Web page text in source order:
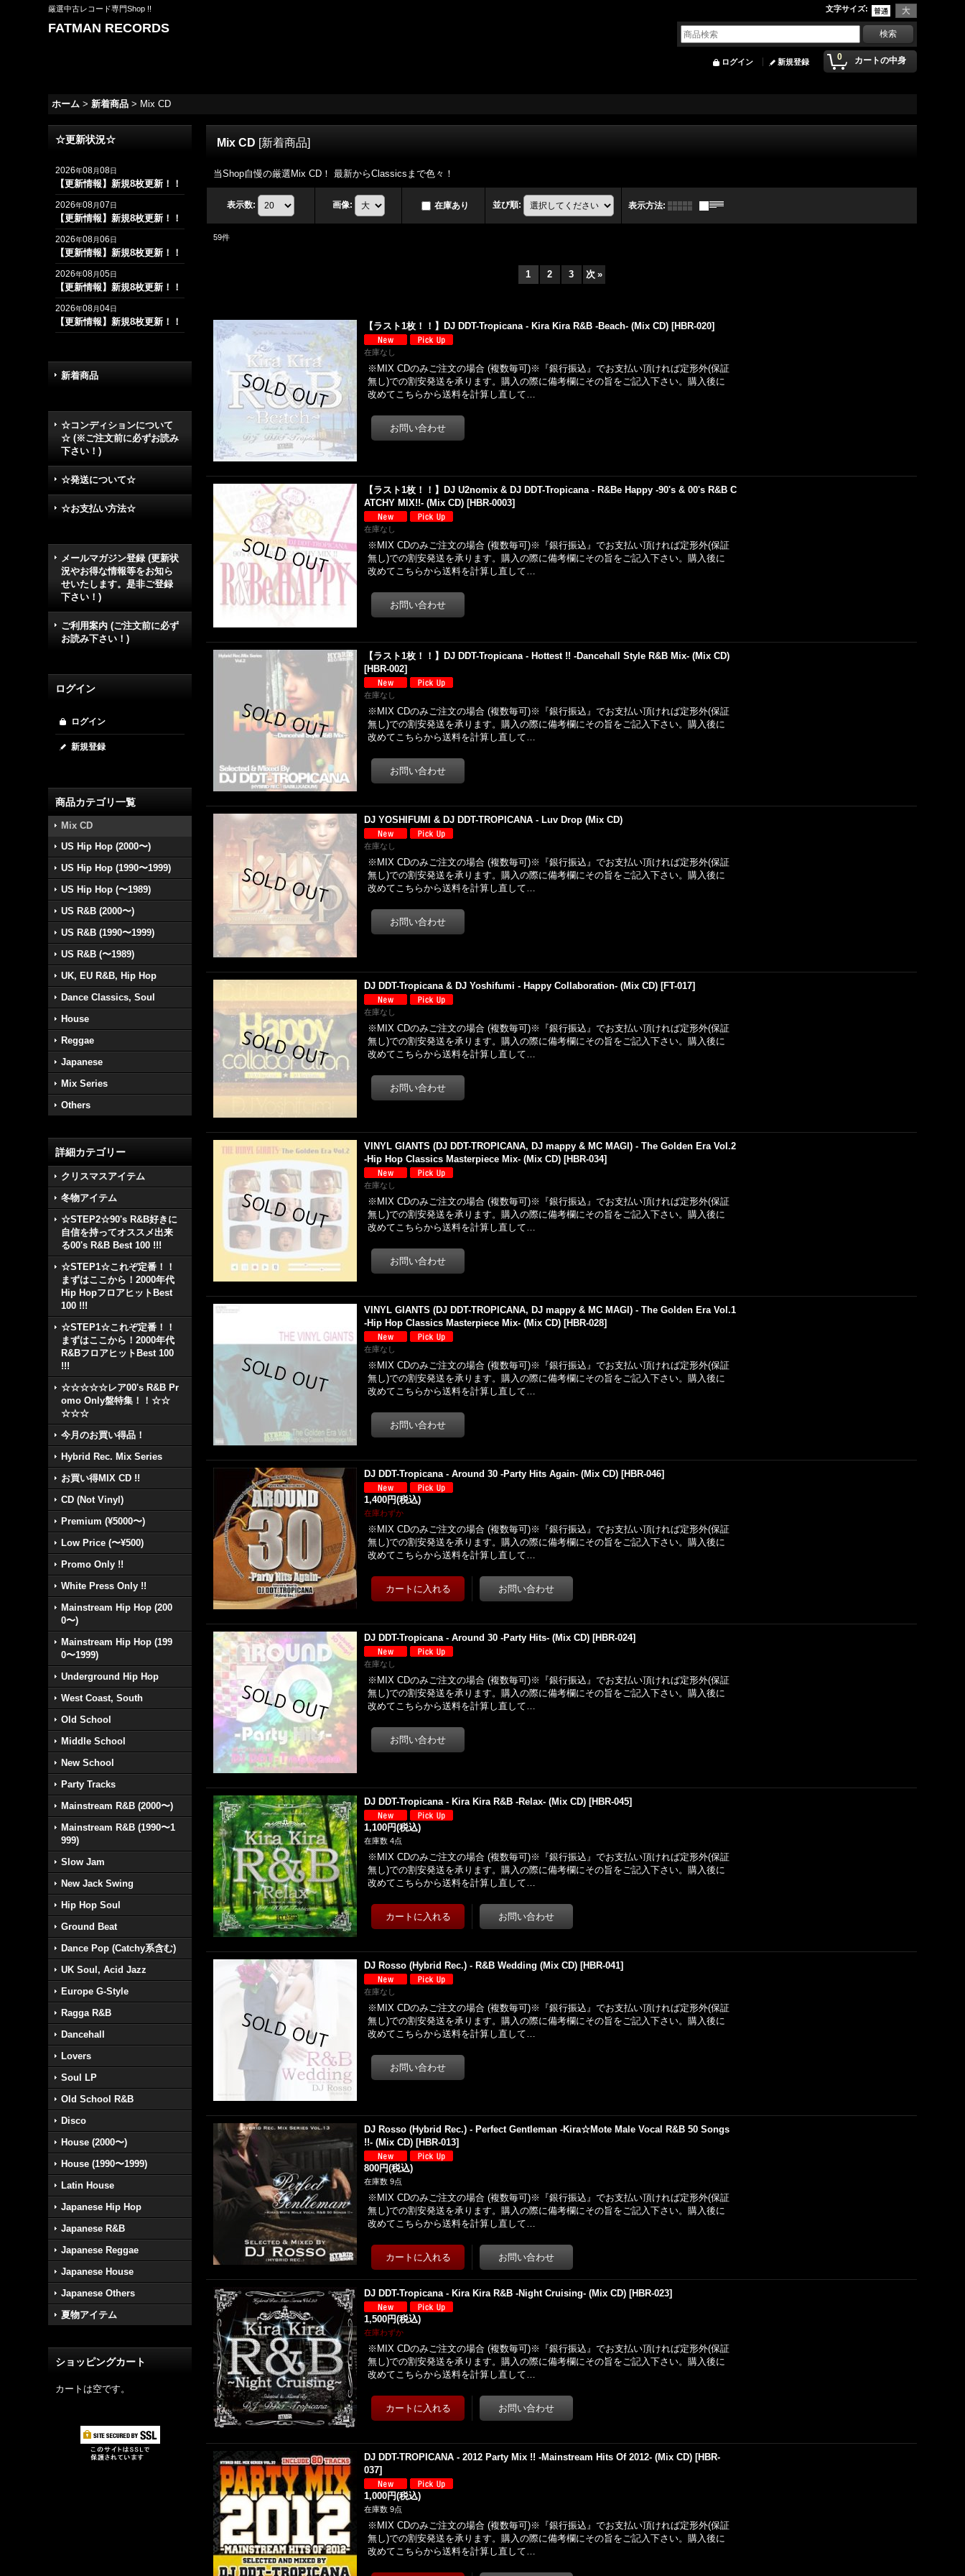
厳選中古レコード専門Shop !! 文字サイズ:
FATMAN RECORDS
0 カートの中身
ログイン 新規登録
ホーム > 新着商品 > Mix CD
☆更新状況☆
2026年08月08日
【更新情報】新規8枚更新！！
2026年08月07日
【更新情報】新規8枚更新！！
2026年08月06日
【更新情報】新規8枚更新！！
2026年08月05日
【更新情報】新規8枚更新！！
2026年08月04日
【更新情報】新規8枚更新！！
新着商品
☆コンディションについて
☆ (※ご注文前に必ずお読み
下さい！)
☆発送について☆
☆お支払い方法☆
メールマガジン登録 (更新状
況やお得な情報等をお知ら
せいたします。是非ご登録
下さい！)
ご利用案内 (ご注文前に必ず
お読み下さい！)
ログイン
ログイン
新規登録
商品カテゴリ一覧
Mix CD
US Hip Hop (2000〜)
US Hip Hop (1990〜1999)
US Hip Hop (〜1989)
US R&B (2000〜)
US R&B (1990〜1999)
US R&B (〜1989)
UK, EU R&B, Hip Hop
Dance Classics, Soul
House
Reggae
Japanese
Mix Series
Others
詳細カテゴリー
クリスマスアイテム
冬物アイテム
☆STEP2☆90's R&B好きに
自信を持ってオススメ出来
る00's R&B Best 100 !!!
☆STEP1☆これぞ定番！！
まずはここから！2000年代
Hip HopフロアヒットBest
100 !!!
☆STEP1☆これぞ定番！！
まずはここから！2000年代
R&BフロアヒットBest 100
!!!
☆☆☆☆☆レア00's R&B Pr
omo Only盤特集！！☆☆
☆☆☆
今月のお買い得品！
Hybrid Rec. Mix Series
お買い得MIX CD !!
CD (Not Vinyl)
Premium (¥5000〜)
Low Price (〜¥500)
Promo Only !!
White Press Only !!
Mainstream Hip Hop (200
0〜)
Mainstream Hip Hop (199
0〜1999)
Underground Hip Hop
West Coast, South
Old School
Middle School
New School
Party Tracks
Mainstream R&B (2000〜)
Mainstream R&B (1990〜1
999)
Slow Jam
New Jack Swing
Hip Hop Soul
Ground Beat
Dance Pop (Catchy系含む)
UK Soul, Acid Jazz
Europe G-Style
Ragga R&B
Dancehall
Lovers
Soul LP
Old School R&B
Disco
House (2000〜)
House (1990〜1999)
Latin House
Japanese Hip Hop
Japanese R&B
Japanese Reggae
Japanese House
Japanese Others
夏物アイテム
ショッピングカート
カートは空です。
Mix CD [新着商品]
当Shop自慢の厳選Mix CD！ 最新からClassicsまで色々！
表示数: 画像: 在庫あり 並び順: 表示方法:
59件
1 2 3 次 »
【ラスト1枚！！】DJ DDT-Tropicana - Kira Kira R&B -Beach- (Mix CD) [HBR-020]
在庫なし
※MIX CDのみご注文の場合 (複数毎可)※『銀行振込』でお支払い頂ければ定形外(保証
無し)での割安発送を承ります。購入の際に備考欄にその旨をご記入下さい。購入後に
改めてこちらから送料を計算し直して…
【ラスト1枚！！】DJ U2nomix & DJ DDT-Tropicana - R&Be Happy -90's & 00's R&B C
ATCHY MIX!!- (Mix CD) [HBR-0003]
在庫なし
※MIX CDのみご注文の場合 (複数毎可)※『銀行振込』でお支払い頂ければ定形外(保証
無し)での割安発送を承ります。購入の際に備考欄にその旨をご記入下さい。購入後に
改めてこちらから送料を計算し直して…
【ラスト1枚！！】DJ DDT-Tropicana - Hottest !! -Dancehall Style R&B Mix- (Mix CD)
[HBR-002]
在庫なし
※MIX CDのみご注文の場合 (複数毎可)※『銀行振込』でお支払い頂ければ定形外(保証
無し)での割安発送を承ります。購入の際に備考欄にその旨をご記入下さい。購入後に
改めてこちらから送料を計算し直して…
DJ YOSHIFUMI & DJ DDT-TROPICANA - Luv Drop (Mix CD)
在庫なし
※MIX CDのみご注文の場合 (複数毎可)※『銀行振込』でお支払い頂ければ定形外(保証
無し)での割安発送を承ります。購入の際に備考欄にその旨をご記入下さい。購入後に
改めてこちらから送料を計算し直して…
DJ DDT-Tropicana & DJ Yoshifumi - Happy Collaboration- (Mix CD) [FT-017]
在庫なし
※MIX CDのみご注文の場合 (複数毎可)※『銀行振込』でお支払い頂ければ定形外(保証
無し)での割安発送を承ります。購入の際に備考欄にその旨をご記入下さい。購入後に
改めてこちらから送料を計算し直して…
VINYL GIANTS (DJ DDT-TROPICANA, DJ mappy & MC MAGI) - The Golden Era Vol.2
-Hip Hop Classics Masterpiece Mix- (Mix CD) [HBR-034]
在庫なし
※MIX CDのみご注文の場合 (複数毎可)※『銀行振込』でお支払い頂ければ定形外(保証
無し)での割安発送を承ります。購入の際に備考欄にその旨をご記入下さい。購入後に
改めてこちらから送料を計算し直して…
VINYL GIANTS (DJ DDT-TROPICANA, DJ mappy & MC MAGI) - The Golden Era Vol.1
-Hip Hop Classics Masterpiece Mix- (Mix CD) [HBR-028]
在庫なし
※MIX CDのみご注文の場合 (複数毎可)※『銀行振込』でお支払い頂ければ定形外(保証
無し)での割安発送を承ります。購入の際に備考欄にその旨をご記入下さい。購入後に
改めてこちらから送料を計算し直して…
DJ DDT-Tropicana - Around 30 -Party Hits Again- (Mix CD) [HBR-046]
1,400円(税込)
在庫わずか
※MIX CDのみご注文の場合 (複数毎可)※『銀行振込』でお支払い頂ければ定形外(保証
無し)での割安発送を承ります。購入の際に備考欄にその旨をご記入下さい。購入後に
改めてこちらから送料を計算し直して…
DJ DDT-Tropicana - Around 30 -Party Hits- (Mix CD) [HBR-024]
在庫なし
※MIX CDのみご注文の場合 (複数毎可)※『銀行振込』でお支払い頂ければ定形外(保証
無し)での割安発送を承ります。購入の際に備考欄にその旨をご記入下さい。購入後に
改めてこちらから送料を計算し直して…
DJ DDT-Tropicana - Kira Kira R&B -Relax- (Mix CD) [HBR-045]
1,100円(税込)
在庫数 4点
※MIX CDのみご注文の場合 (複数毎可)※『銀行振込』でお支払い頂ければ定形外(保証
無し)での割安発送を承ります。購入の際に備考欄にその旨をご記入下さい。購入後に
改めてこちらから送料を計算し直して…
DJ Rosso (Hybrid Rec.) - R&B Wedding (Mix CD) [HBR-041]
在庫なし
※MIX CDのみご注文の場合 (複数毎可)※『銀行振込』でお支払い頂ければ定形外(保証
無し)での割安発送を承ります。購入の際に備考欄にその旨をご記入下さい。購入後に
改めてこちらから送料を計算し直して…
DJ Rosso (Hybrid Rec.) - Perfect Gentleman -Kira☆Mote Male Vocal R&B 50 Songs
!!- (Mix CD) [HBR-013]
800円(税込)
在庫数 9点
※MIX CDのみご注文の場合 (複数毎可)※『銀行振込』でお支払い頂ければ定形外(保証
無し)での割安発送を承ります。購入の際に備考欄にその旨をご記入下さい。購入後に
改めてこちらから送料を計算し直して…
DJ DDT-Tropicana - Kira Kira R&B -Night Cruising- (Mix CD) [HBR-023]
1,500円(税込)
在庫わずか
※MIX CDのみご注文の場合 (複数毎可)※『銀行振込』でお支払い頂ければ定形外(保証
無し)での割安発送を承ります。購入の際に備考欄にその旨をご記入下さい。購入後に
改めてこちらから送料を計算し直して…
DJ DDT-TROPICANA - 2012 Party Mix !! -Mainstream Hits Of 2012- (Mix CD) [HBR-
037]
1,000円(税込)
在庫数 9点
※MIX CDのみご注文の場合 (複数毎可)※『銀行振込』でお支払い頂ければ定形外(保証
無し)での割安発送を承ります。購入の際に備考欄にその旨をご記入下さい。購入後に
改めてこちらから送料を計算し直して…